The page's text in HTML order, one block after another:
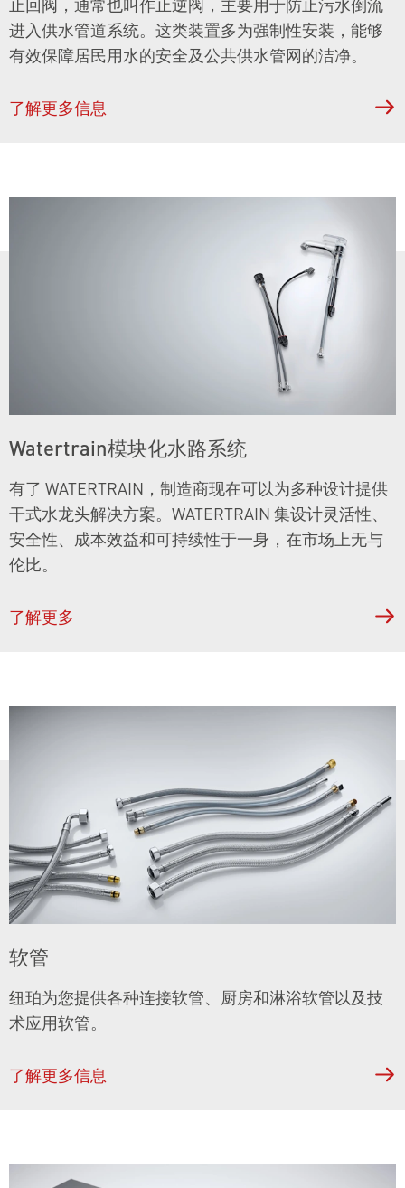
进入供水管道系统。这类装置多为强制性安装，能够
有效保障居民用水的安全及公共供水管网的洁净。
了解更多信息
Watertrain模块化水路系统
有了 WATERTRAIN，制造商现在可以为多种设计提供
干式水龙头解决方案。WATERTRAIN 集设计灵活性、
安全性、成本效益和可持续性于一身，在市场上无与
伦比。
了解更多
软管
纽珀为您提供各种连接软管、厨房和淋浴软管以及技
术应用软管。
了解更多信息